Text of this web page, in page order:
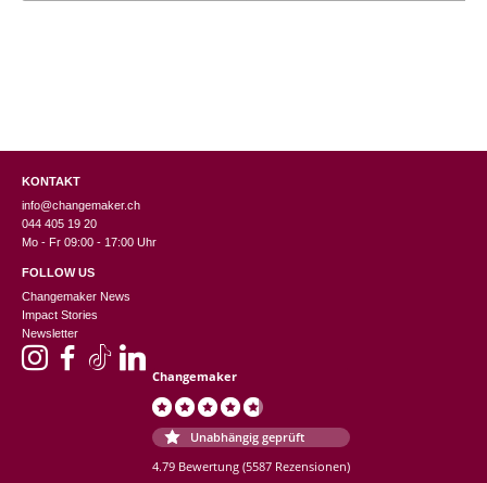
KONTAKT
info@changemaker.ch
044 405 19 20
Mo - Fr 09:00 - 17:00 Uhr
FOLLOW US
Changemaker News
Impact Stories
Newsletter
Changemaker
Unabhängig geprüft
4.79 Bewertung (5587 Rezensionen)